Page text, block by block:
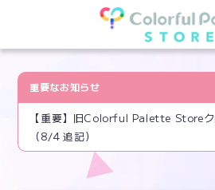
む
重要なお知らせ
【重要】旧Colorful Palette Storeク
（8/4 追記）